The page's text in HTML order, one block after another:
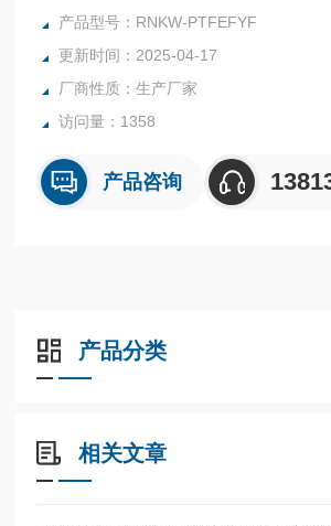
过蒸馏-冷凝装置，实现目标产物与杂质间
产品型号：RNKW-PTFEFYF
更新时间：2025-04-17
厂商性质：生产厂家
访问量：1358
产品咨询
产品分类
相关文章